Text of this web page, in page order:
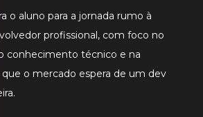
o aluno para a jornada rumo à
profissional, com foco no
conhecimento técnico e na
o mercado espera de um dev